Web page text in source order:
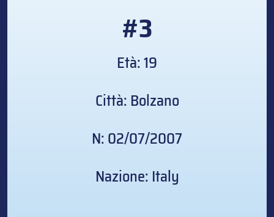
#3
Età: 19
Città: Bolzano
N: 02/07/2007
Nazione: Italy